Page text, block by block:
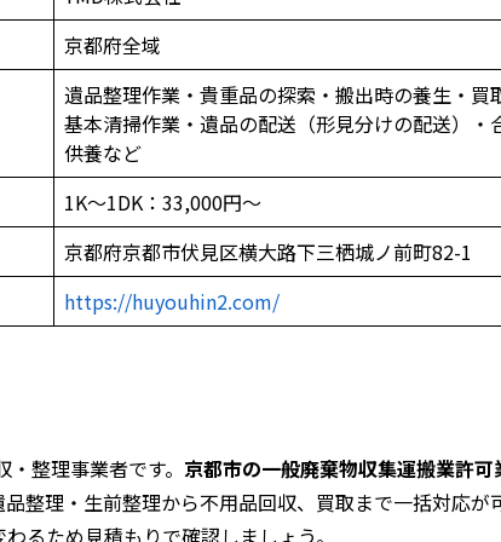
京都府全域
遺品整理作業・貴重品の探索・搬出時の養生・買
基本清掃作業・遺品の配送（形見分けの配送）・
供養など
1K～1DK：33,000円～
京都府京都市伏見区横大路下三栖城ノ前町82-1
https://huyouhin2.com/
整理事業者です。 京都市の一般廃棄物収集運搬業許可
品整理・生前整理から不用品回収、買取まで一括対応が